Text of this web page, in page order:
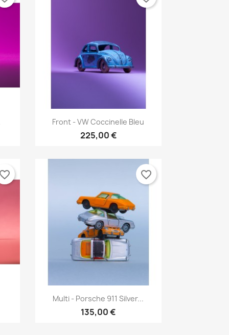
Aperçu rapide
Front - VW Coccinelle Bleu
225,00 €
favorite_border
Aperçu rapide
Multi - Porsche 911 Silver...
135,00 €
favorite_border